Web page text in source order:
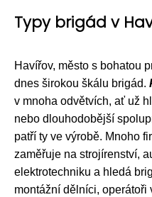
Typy brigád v
Havířov, město s bohatou
dnes širokou škálu brigád.
v mnoha odvětvích, ať už
nebo dlouhodobější
patří ty ve výrobě. Mnoho
zaměřuje na strojírenství,
elektrotechniku a hledá
montážní dělníci, operátoři